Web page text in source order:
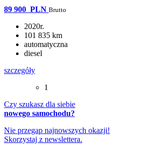
89 900 PLN Brutto
2020r.
101 835 km
automatyczna
diesel
szczegóły
1
Czy szukasz dla siebie
nowego samochodu?
Nie przegap najnowszych okazji!
Skorzystaj z newslettera.